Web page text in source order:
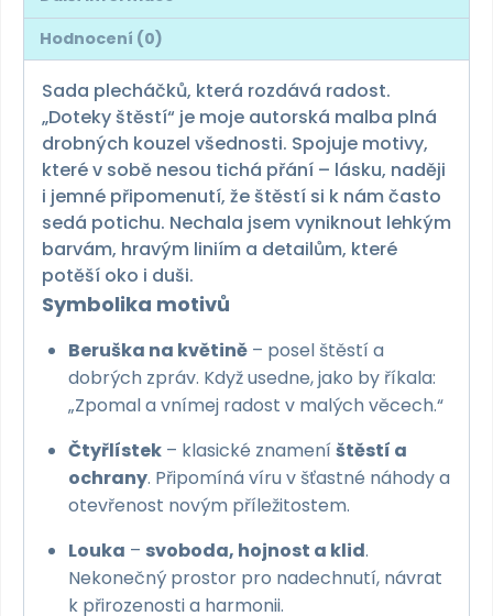
Hodnocení (0)
Sada plecháčků, která rozdává radost.
„Doteky štěstí“ je moje autorská malba plná
drobných kouzel všednosti. Spojuje motivy,
které v sobě nesou tichá přání – lásku, naději
i jemné připomenutí, že štěstí si k nám často
sedá potichu. Nechala jsem vyniknout lehkým
barvám, hravým liniím a detailům, které
potěší oko i duši.
Symbolika motivů
Beruška na květině – posel štěstí a
dobrých zpráv. Když usedne, jako by říkala:
„Zpomal a vnímej radost v malých věcech.“
Čtyřlístek – klasické znamení štěstí a
ochrany. Připomíná víru v šťastné náhody a
otevřenost novým příležitostem.
Louka – svoboda, hojnost a klid.
Nekonečný prostor pro nadechnutí, návrat
k přirozenosti a harmonii.